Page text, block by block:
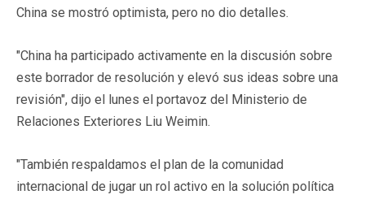
China se mostró optimista, pero no dio detalles.
"China ha participado activamente en la discusión sobre
este borrador de resolución y elevó sus ideas sobre una
revisión", dijo el lunes el portavoz del Ministerio de
Relaciones Exteriores Liu Weimin.
"También respaldamos el plan de la comunidad
internacional de jugar un rol activo en la solución política